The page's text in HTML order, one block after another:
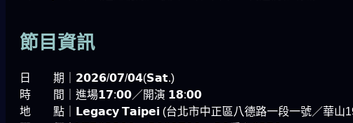
節目資訊
日 期｜𝟮𝟬𝟮𝟲/𝟬𝟳/𝟬𝟰(𝗦𝗮𝘁.)
時 間｜進場𝟭𝟳:𝟬𝟬／開演 𝟭𝟴:𝟬𝟬
地 點｜𝗟𝗲𝗴𝗮𝗰𝘆 𝗧𝗮𝗶𝗽𝗲𝗶 (台北市中正區八德路一段一號／華山